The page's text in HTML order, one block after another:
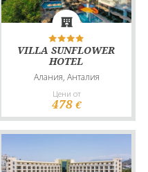
VILLA SUNFLOWER
HOTEL
Алания, Анталия
Цени от
478 €